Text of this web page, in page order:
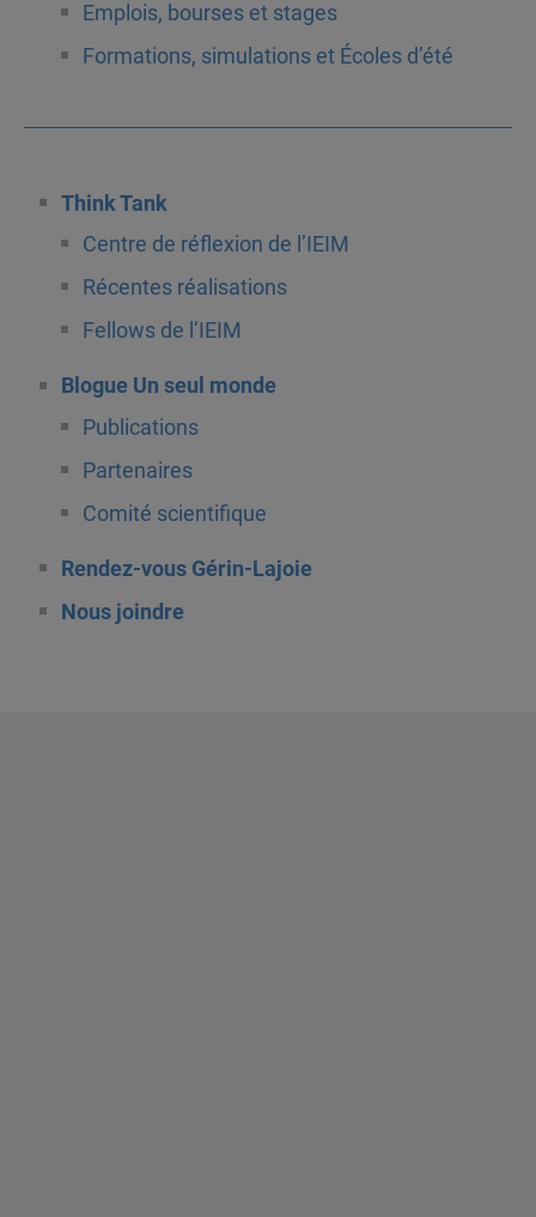
Emplois, bourses et stages
Formations, simulations et Écoles d’été
Think Tank
Centre de réflexion de l’IEIM
Récentes réalisations
Fellows de l’IEIM
Blogue Un seul monde
Publications
Partenaires
Comité scientifique
Rendez-vous Gérin-Lajoie
Nous joindre